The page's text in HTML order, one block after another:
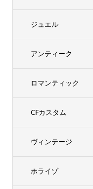
ジュエル
アンティーク
ロマンティック
CFカスタム
ヴィンテージ
ホライゾ